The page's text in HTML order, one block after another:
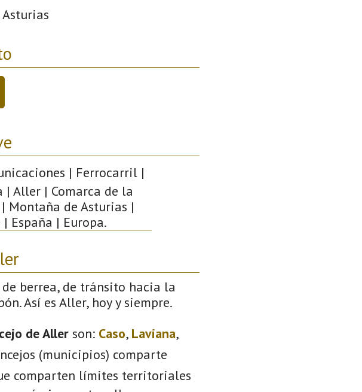
| Ferrocarril |
Aller | Comarca de la
Montaña de Asturias |
España | Europa.
de berrea, de tránsito hacia la
Así es Aller, hoy y siempre.
de Aller son: Caso, Laviana,
(municipios) comparte
comparten límites territoriales